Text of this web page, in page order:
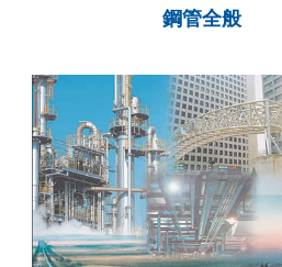
鋼管全般